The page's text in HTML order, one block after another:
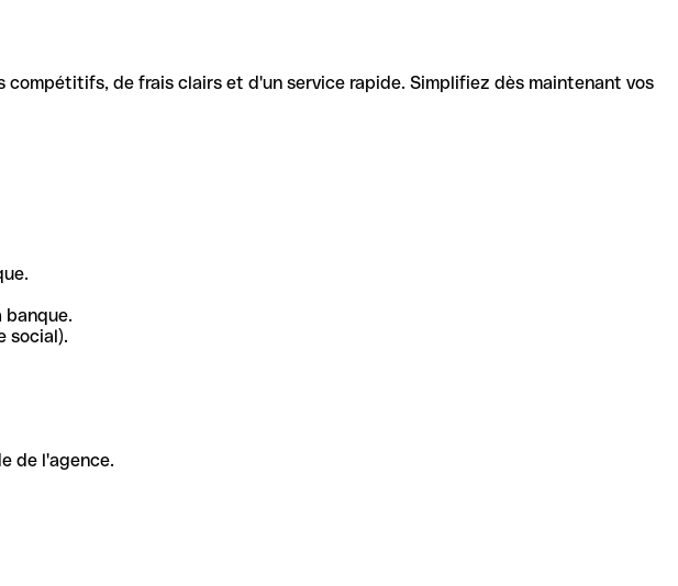
de frais clairs et d'un service rapide. Simplifiez dès maintenant vos
banque.
social).
de l'agence.